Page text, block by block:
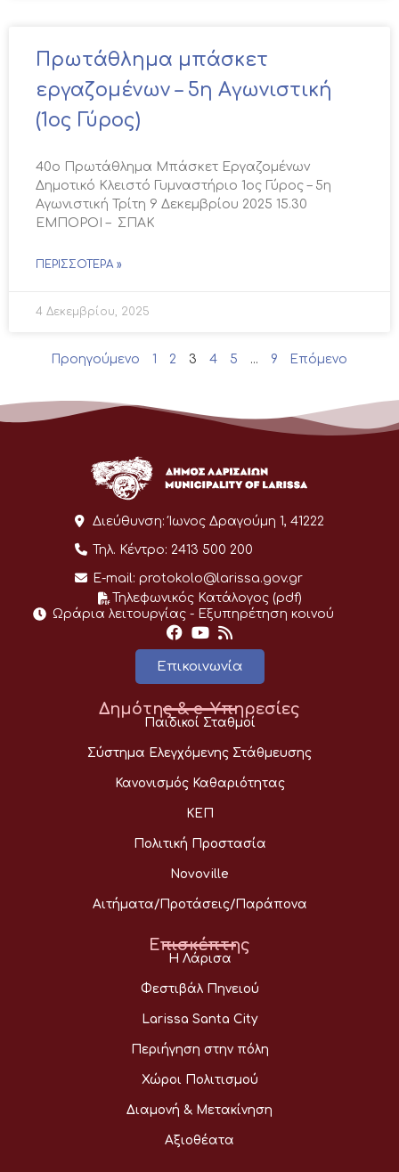
Πρωτάθλημα μπάσκετ
εργαζομένων – 5η Αγωνιστική
(1ος Γύρος)
40ο Πρωτάθλημα Μπάσκετ Εργαζομένων
Δημοτικό Κλειστό Γυμναστήριο 1ος Γύρος – 5η
Αγωνιστική Τρίτη 9 Δεκεμβρίου 2025 15.30
ΕΜΠΟΡΟΙ – ΣΠΑΚ
ΠΕΡΙΣΣΌΤΕΡΑ »
4 Δεκεμβρίου, 2025
Προηγούμενο 1 2 3 4 5 … 9 Επόμενο
Διεύθυνση: Ίωνος Δραγούμη 1, 41222
Τηλ. Κέντρο: 2413 500 200
E-mail: protokolo@larissa.gov.gr
Τηλεφωνικός Κατάλογος (pdf)
Ωράρια λειτουργίας - Eξυπηρέτηση κοινού
Επικοινωνία
Δημότης & e-Υπηρεσίες
Παιδικοί Σταθμοί
Σύστημα Ελεγχόμενης Στάθμευσης
Κανονισμός Καθαριότητας
ΚΕΠ
Πολιτική Προστασία
Novoville
Αιτήματα/Προτάσεις/Παράπονα
Επισκέπτης
Η Λάρισα
Φεστιβάλ Πηνειού
Larissa Santa City
Περιήγηση στην πόλη
Χώροι Πολιτισμού
Διαμονή & Μετακίνηση
Αξιοθέατα